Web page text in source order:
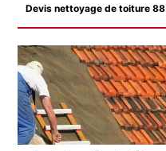
Devis nettoyage de toiture 88